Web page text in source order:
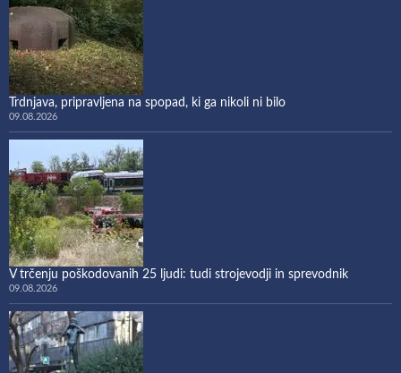
Trdnjava, pripravljena na spopad, ki ga nikoli ni bilo
09.08.2026
V trčenju poškodovanih 25 ljudi: tudi strojevodji in sprevodnik
09.08.2026